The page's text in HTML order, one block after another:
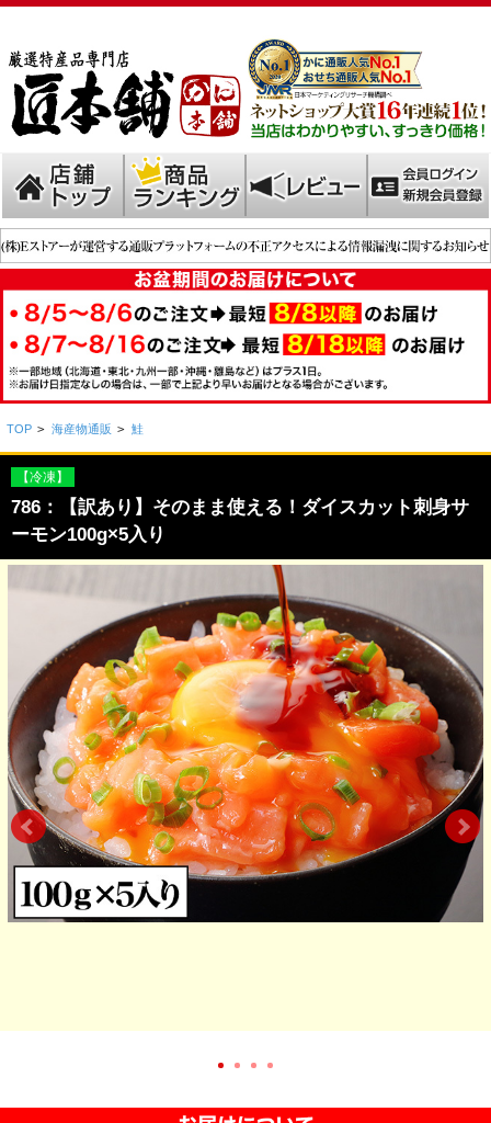
TOP > 海産物通販 > 鮭
【冷凍】
786：【訳あり】そのまま使える！ダイスカット刺身サ
ーモン100g×5入り